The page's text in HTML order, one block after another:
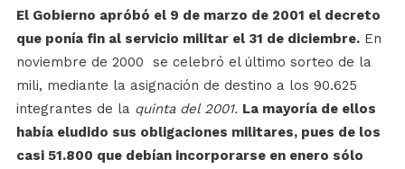
El Gobierno apróbó el 9 de marzo de 2001 el decreto
que ponía fin al servicio militar el 31 de diciembre.En
noviembre de 2000 se celebró el último sorteo de la
mili, mediante la asignación de destino a los 90.625
integrantes de la quinta del 2001. La mayoría de ellos
había eludido sus obligaciones militares, pues de los
casi 51.800 que debían incorporarse en enero sólo